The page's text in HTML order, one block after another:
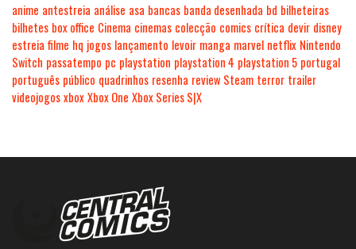
anime antestreia análise asa bancas banda desenhada bd bilheteiras
bilhetes box office Cinema cinemas colecção comics crítica devir disney
estreia filme hq jogos lançamento levoir manga marvel netflix Nintendo
Switch passatempo pc playstation playstation 4 playstation 5 portugal
português público quadrinhos resenha review Steam terror trailer
videojogosxboxXbox One Xbox Series S|X